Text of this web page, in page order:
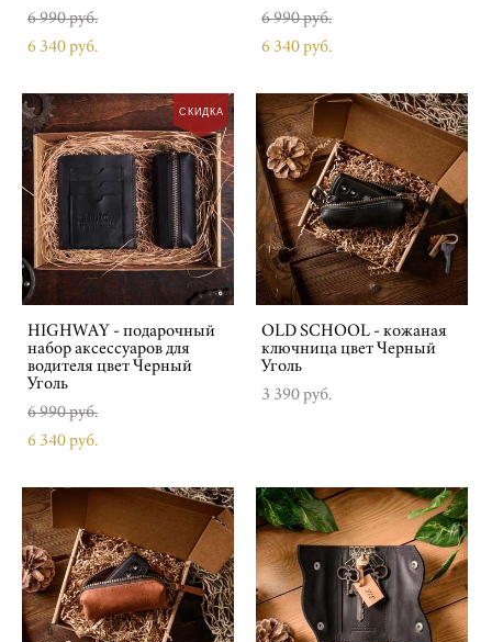
6 990 pуб.
6 340 pуб.
6 990 pуб.
6 340 pуб.
СКИДКА
HIGHWAY - подарочный
набор аксессуаров для
водителя цвет Черный
Уголь
6 990 pуб.
6 340 pуб.
OLD SCHOOL - кожаная
ключница цвет Черный
Уголь
3 390 pуб.